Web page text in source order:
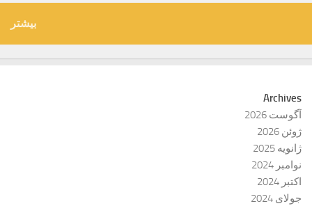
بیشتر
Archives
آگوست 2026
ژوئن 2026
ژانویه 2025
نوامبر 2024
اکتبر 2024
جولای 2024